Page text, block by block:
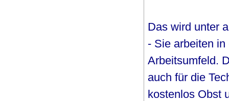
Das wird unter
- Sie arbeiten
Arbeitsumfeld.
auch für die
kostenlos Obst